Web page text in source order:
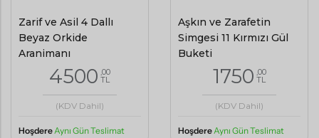
Zarif ve Asil 4 Dallı
Beyaz Orkide
Aranjmanı
4500 ,00
TL
(KDV Dahil)
HoşdereAynı Gün Teslimat
Aşkın ve Zarafetin
Simgesi 11 Kırmızı Gül
Buketi
1750 ,00
TL
(KDV Dahil)
HoşdereAynı Gün Teslimat